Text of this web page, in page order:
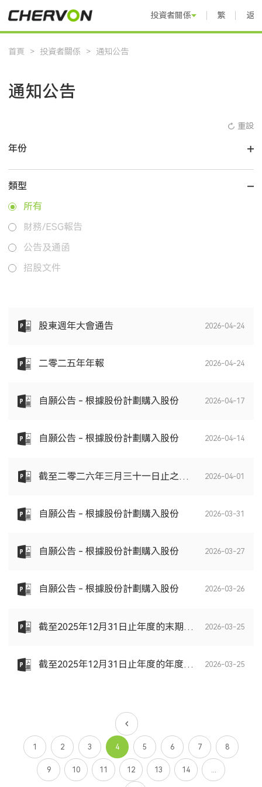
投資者關係 繁體中文返
首頁 > 投資者關係 > 通知公告
通知公告
重設
年份
類型
所有
財務/ESG報告
公告及通函
招股文件
股東週年大會通告 2026-04-24
二零二五年年報 2026-04-24
自願公告 - 根據股份計劃購入股份 2026-04-17
自願公告 - 根據股份計劃購入股份 2026-04-14
截至二零二六年三月三十一日止之股份發行人的證券變動月報表 2026-04-01
自願公告 - 根據股份計劃購入股份 2026-03-31
自願公告 - 根據股份計劃購入股份 2026-03-27
自願公告 - 根據股份計劃購入股份 2026-03-26
截至2025年12月31日止年度的末期股息 2026-03-25
截至2025年12月31日止年度的年度業績公告 2026-03-25
1 2 3 4 5 6 7 8
9 10 11 12 13 14